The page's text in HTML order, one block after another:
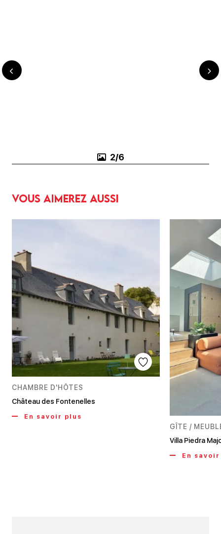
3/6
Vous aimerez aussi
CHAMBRE D'HÔTES
Château des Fontenelles
En savoir plus
GÎTE /
Villa Piedra
En